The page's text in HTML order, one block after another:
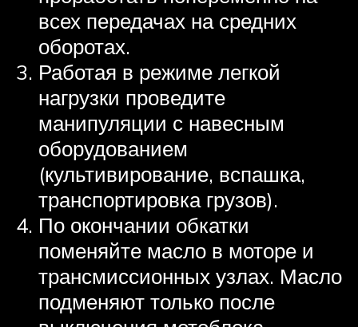
всех передачах на средних
оборотах.
Работая в режиме легкой
нагрузки проведите
манипуляции с навесным
оборудованием
(культивирование, вспашка,
транспортировка грузов).
По окончании обкатки
поменяйте масло в моторе и
трансмиссионных узлах. Масло
подменяют только после